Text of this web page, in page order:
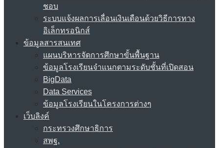
ชอบ
ระบบแจ้งผลการเลื่อนเงินเดือนด้วยวิธีการทาง
อิเล็กทรอนิกส์
ข้อมูลสารสนเทศ
แผนบริหารจัดการศึกษาขั้นพื้นฐาน
ข้อมูลโรงเรียนจำแนกตามระดับชั้นที่เปิดสอน
BigData
Data Services
ข้อมูลโรงเรียนในโครงการต่างๆ
เว็บลิงค์
กระทรวงศึกษาธิการ
สพฐ.